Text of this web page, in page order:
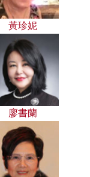
黃珍妮
廖書蘭